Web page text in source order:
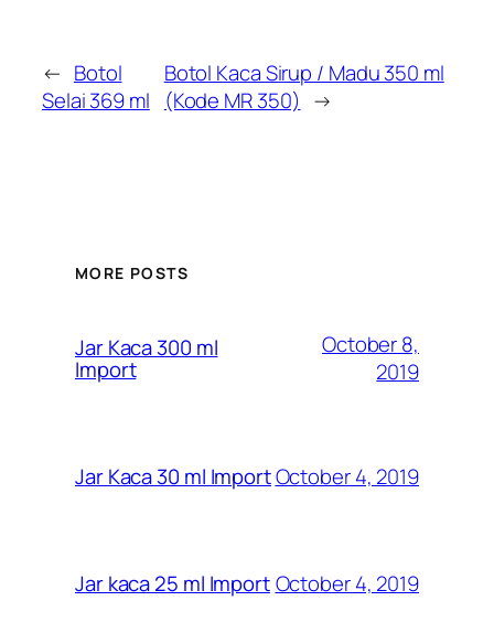
← Botol
Selai 369 ml
Botol Kaca Sirup / Madu 350 ml
(Kode MR 350) →
MORE POSTS
Jar Kaca 300 ml
Import
October 8,
2019
Jar Kaca 30 ml ImportOctober 4, 2019
Jar kaca 25 ml ImportOctober 4, 2019